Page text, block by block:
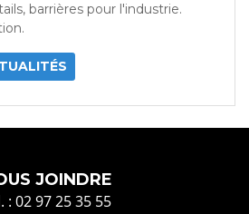
barrières pour l'industrie.
JOINDRE
: 02 97 25 35 55